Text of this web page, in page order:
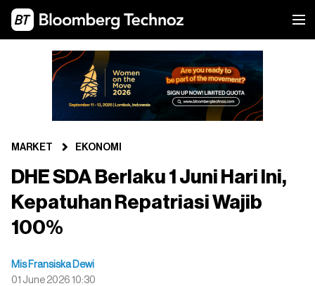
MARKET EKONOMI
DHE SDA Berlaku 1 Juni Hari Ini,
Kepatuhan Repatriasi Wajib
100%
Mis Fransiska Dewi
01 June 2026 10:30